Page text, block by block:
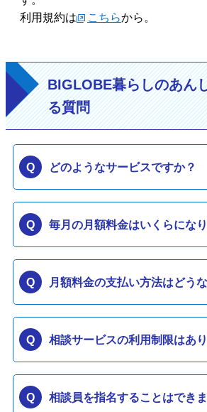
利用規約は
こちらから。
BIGLOBE暮らしのあん
る質問
どのようなサービスですか？
毎月の月額料金はいくらにな
月額料金の支払い方法はどう
相談サービスの利用制限はあ
相談員を指名することはでき